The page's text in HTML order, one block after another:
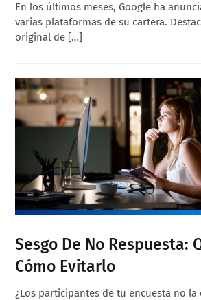
En los últimos meses, Google ha
varias plataformas de su cartera.
original de […]
Sesgo De No Respuesta:
Cómo Evitarlo
¿Los participantes de tu encuesta no la